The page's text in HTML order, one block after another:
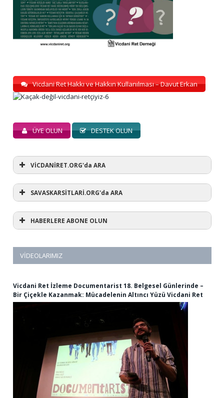
Vicdani Ret Hakkı ve Hakkın Kullanılması – Davut Erkan
ÜYE OLUN DESTEK OLUN
VİCDANİRET.ORG'da ARA
SAVASKARSİTLARİ.ORG'da ARA
HABERLERE ABONE OLUN
VIDEOLARIMIZ
Vicdani Ret İzleme Documentarist 18. Belgesel Günlerinde –
Bir Çiçekle Kazanmak: Mücadelenin Altıncı Yüzü Vicdani Ret